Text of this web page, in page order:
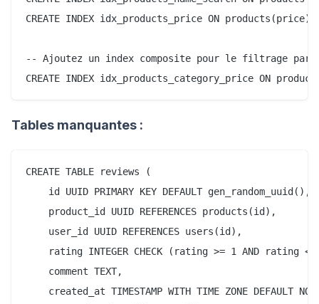
CREATE INDEX idx_products_price ON products(price)
-- Ajoutez un index composite pour le filtrage par
Tables manquantes :
CREATE TABLE reviews (
    id UUID PRIMARY KEY DEFAULT gen_random_uuid(),
    product_id UUID REFERENCES products(id),
    user_id UUID REFERENCES users(id),
rating INTEGER CHECK (rating >= 1 AND rating <=
    comment TEXT,
created_at TIMESTAMP WITH TIME ZONE DEFAULT